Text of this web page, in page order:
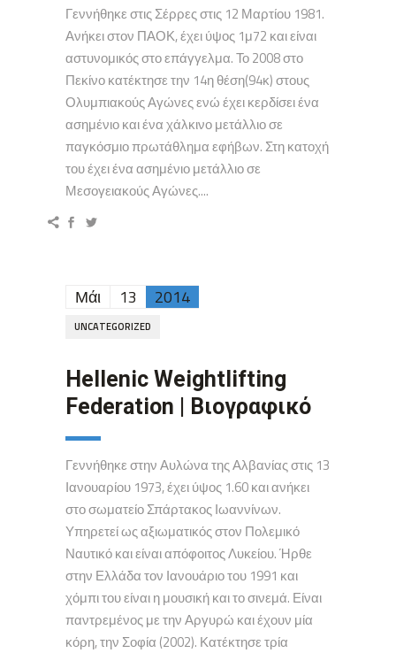
Γεννήθηκε στις Σέρρες στις 12 Μαρτίου 1981.
Ανήκει στον ΠΑΟΚ, έχει ύψος 1μ72 και είναι
αστυνομικός στο επάγγελμα. Το 2008 στο
Πεκίνο κατέκτησε την 14η θέση(94κ) στους
Ολυμπιακούς Αγώνες ενώ έχει κερδίσει ένα
ασημένιο και ένα χάλκινο μετάλλιο σε
παγκόσμιο πρωτάθλημα εφήβων. Στη κατοχή
του έχει ένα ασημένιο μετάλλιο σε
Μεσογειακούς Αγώνες....
Μάι 13 2014
UNCATEGORIZED
Hellenic Weightlifting
Federation | Βιογραφικό
Γεννήθηκε στην Αυλώνα της Αλβανίας στις 13
Ιανουαρίου 1973, έχει ύψος 1.60 και ανήκει
στο σωματείο Σπάρτακος Ιωαννίνων.
Υπηρετεί ως αξιωματικός στον Πολεμικό
Ναυτικό και είναι απόφοιτος Λυκείου. Ήρθε
στην Ελλάδα τον Ιανουάριο του 1991 και
χόμπι του είναι η μουσική και το σινεμά. Είναι
παντρεμένος με την Αργυρώ και έχουν μία
κόρη, την Σοφία (2002). Κατέκτησε τρία